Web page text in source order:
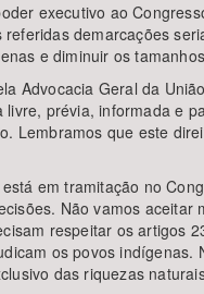
executivo ao
demarcações
e diminuir os
Advocacia Geral da
prévia, informada e
Lembramos que este
em tramitação no
Não vamos aceitar
respeitar os artigos
os povos
das riquezas